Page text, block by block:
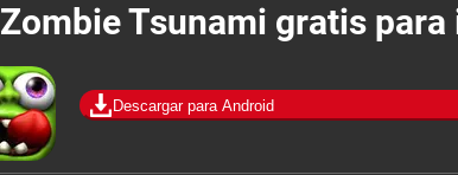
Zombie Tsunami gratis para
Descargar para Android